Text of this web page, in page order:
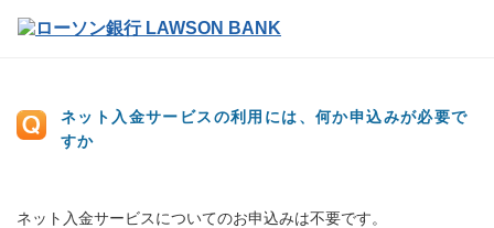
ネット入金サービスの利用には、何か申込みが必要で
すか
ネット入金サービスについてのお申込みは不要です。